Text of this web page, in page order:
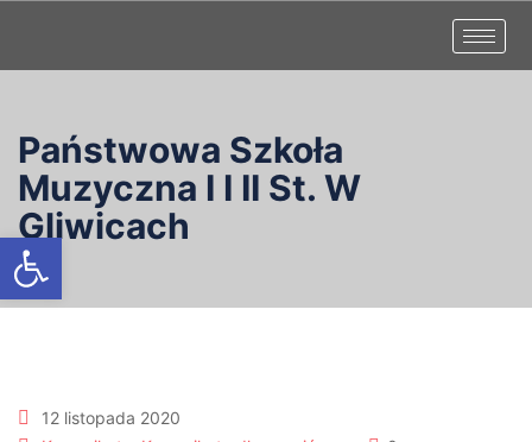
Otwórz pasek narzędzi
Państwowa Szkoła
Muzyczna I I II St. W
Gliwicach
12 listopada 2020